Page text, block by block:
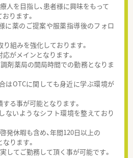
人を目指し、患者様に興味をもって
ります。
に薬のご提案や服薬指導後のフォロ
り組みを強化しております。
がメインとなります。
剤薬局の開局時間での勤務となりま
はOTCに関しても身近に学ぶ環境が
る事が可能となります。
いようなシフト環境を整えており
発休暇も含め、年間120日以上の
ります。
してご勤務して頂く事が可能です。